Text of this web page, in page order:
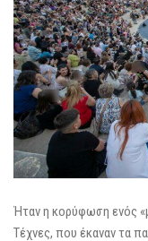
Ήταν η κορύφωση ενός
Τέχνες, που έκαναν τα